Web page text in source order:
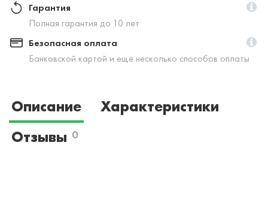
Гарантия
Полная гарантия до 10 лет
Безопасная оплата
Банковской картой и еще несколько способов оплаты
Описание
Характеристики
Отзывы 0